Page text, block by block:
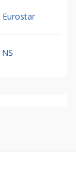
Eurostar
NS